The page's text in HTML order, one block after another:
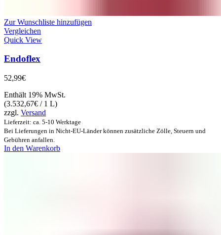
Zur Wunschliste hinzufügen
Vergleichen
Quick View
Endoflex
52,99€
Enthält 19% MwSt.
(3.532,67€ / 1 L)
zzgl. Versand
Lieferzeit: ca. 5-10 Werktage
Bei Lieferungen in Nicht-EU-Länder können zusätzliche Zölle, Steuern und
Gebühren anfallen.
In den Warenkorb